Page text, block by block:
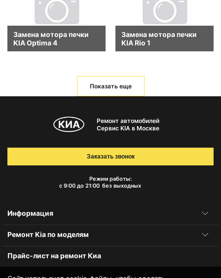
Замена мотора печки
KIA Optima 4
Замена мотора печки
KIA Rio 1
Показать еще
Ремонт автомобилей
Сервис KIA в Москве
Режим работы:
с 9:00 до 21:00 без выходных
Заказать звонок
Информация
Ремонт Kia по моделям
Прайс-лист на ремонт Киа